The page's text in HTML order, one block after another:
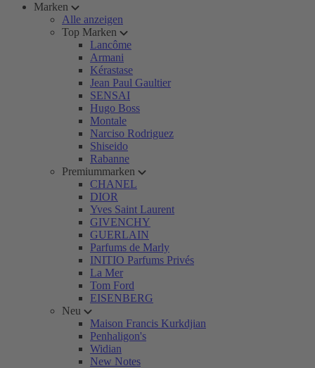
Marken
Alle anzeigen
Top Marken
Lancôme
Armani
Kérastase
Jean Paul Gaultier
SENSAI
Hugo Boss
Montale
Narciso Rodriguez
Shiseido
Rabanne
Premiummarken
CHANEL
DIOR
Yves Saint Laurent
GIVENCHY
GUERLAIN
Parfums de Marly
INITIO Parfums Privés
La Mer
Tom Ford
EISENBERG
Neu
Maison Francis Kurkdjian
Penhaligon's
Widian
New Notes